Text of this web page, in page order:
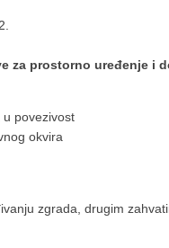
za prostorno uređenje i
povezivost
okvira
zgrada, drugim